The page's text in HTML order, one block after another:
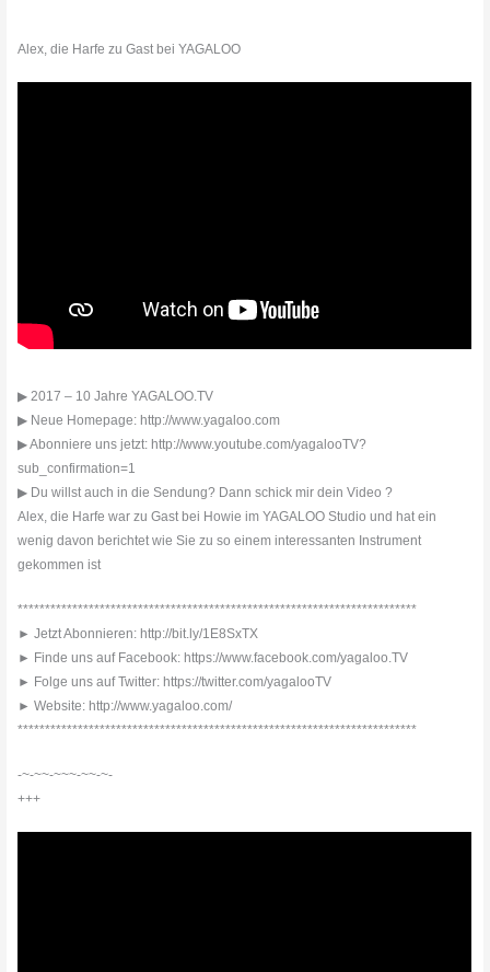
Alex, die Harfe zu Gast bei YAGALOO
▶ 2017 – 10 Jahre YAGALOO.TV
▶ Neue Homepage: http://www.yagaloo.com
▶ Abonniere uns jetzt: http://www.youtube.com/yagalooTV?
sub_confirmation=1
▶ Du willst auch in die Sendung? Dann schick mir dein Video ?
Alex, die Harfe war zu Gast bei Howie im YAGALOO Studio und hat ein
wenig davon berichtet wie Sie zu so einem interessanten Instrument
gekommen ist
*************************************************************************
► Jetzt Abonnieren: http://bit.ly/1E8SxTX
► Finde uns auf Facebook: https://www.facebook.com/yagaloo.TV
► Folge uns auf Twitter: https://twitter.com/yagalooTV
► Website: http://www.yagaloo.com/
*************************************************************************
-~-~~-~~~-~~-~-
+++